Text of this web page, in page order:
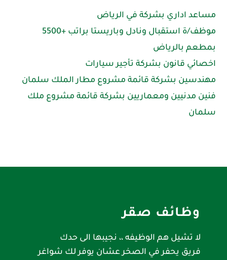
مساعد اداري بشركة في الرياض
موظف/ة استقبال ونادل وباريستا براتب +5500
بمطعم بالرياض
اخصائي قانون بشركة تأجير سيارات
مهندسين بشركة قائمة مشروع مطار الملك سلمان
فنين مدنيين ومعماريين بشركة قائمة مشروع ملك
سلمان
وظائف صقر
لا تشيل هم الوظيفه ،، نجيبها الى حدك
فريق يحفر في الصخر عشان يوفر لك شواغر